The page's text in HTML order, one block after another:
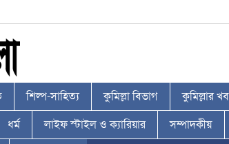
শিল্প-সাহিত্য কুমিল্লা বিভাগ কুমিল্লার
ধর্ম লাইফ স্টাইল ও ক্যারিয়ার সম্পাদকীয়